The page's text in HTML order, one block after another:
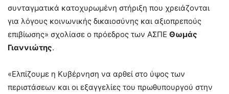
συνταγματικά κατοχυρωμένη στήριξη που χρειάζονται
για λόγους κοινωνικής δικαιοσύνης και αξιοπρεπούς
επιβίωσης» σχολίασε ο πρόεδρος των ΑΣΠΕ Θωμάς
Γιαννιώτης.
«Ελπίζουμε η Κυβέρνηση να αρθεί στο ύψος των
περιστάσεων και οι εξαγγελίες του πρωθυπουργού στην